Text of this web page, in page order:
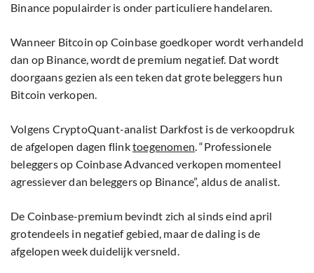
Binance populairder is onder particuliere handelaren.
Wanneer Bitcoin op Coinbase goedkoper wordt verhandeld
dan op Binance, wordt de premium negatief. Dat wordt
doorgaans gezien als een teken dat grote beleggers hun
Bitcoin verkopen.
Volgens CryptoQuant-analist Darkfost is de verkoopdruk
de afgelopen dagen flinktoegenomen. “Professionele
beleggers op Coinbase Advanced verkopen momenteel
agressiever dan beleggers op Binance”, aldus de analist.
De Coinbase-premium bevindt zich al sinds eind april
grotendeels in negatief gebied, maar de daling is de
afgelopen week duidelijk versneld.